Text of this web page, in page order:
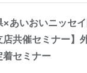
×あいおいニッセ
店共催セミナー】
着セミナー